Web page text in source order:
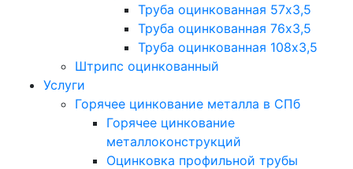
Труба оцинкованная 57х3,5
Труба оцинкованная 76х3,5
Труба оцинкованная 108х3,5
Штрипс оцинкованный
Услуги
Горячее цинкование металла в СПб
Горячее цинкование
металлоконструкций
Оцинковка профильной трубы